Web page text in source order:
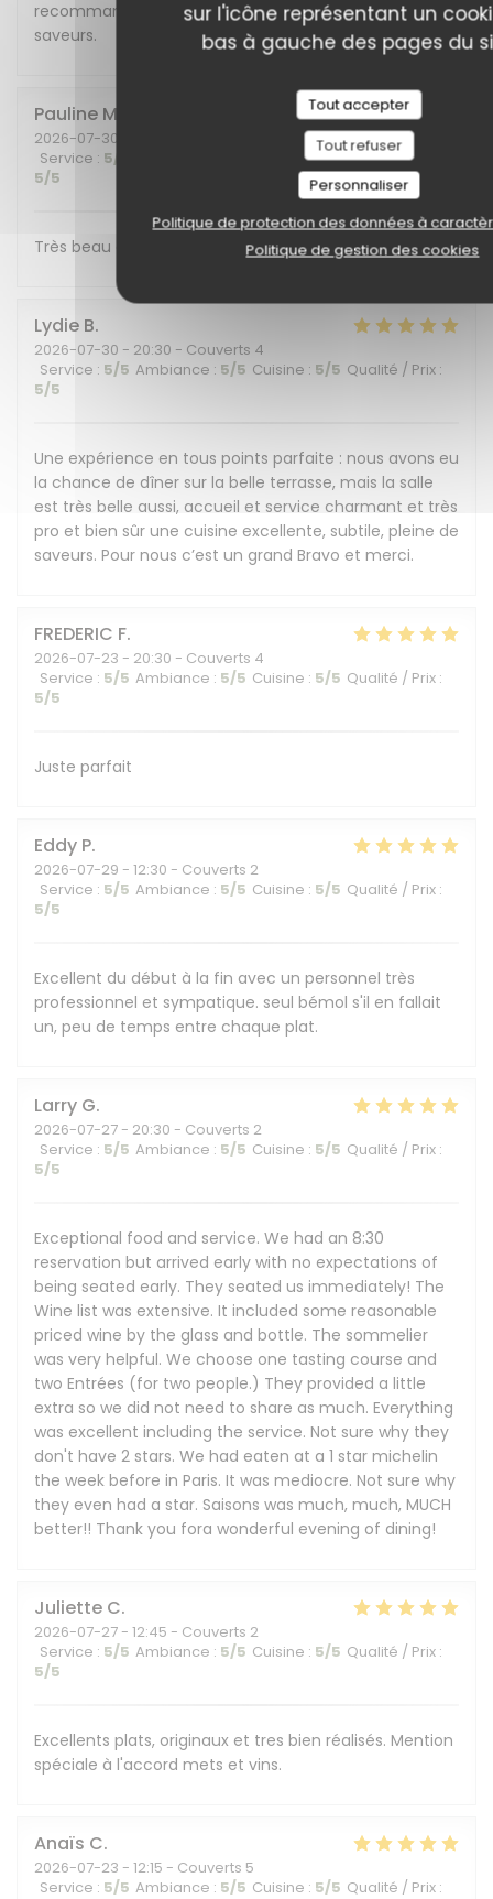
sur l'icône représentant un
bas à gauche des pages du
Tout accepter
Tout refuser
Personnaliser
Politique de protection des données à
Politique de gestion des cookies
recommandons cet endroit plein de charme et de
saveurs.
Pauline M
2026-07-30
Service : 5/5 Cuisine:5/5 Qualité / Prix
5/5
Très beau cadre et belle découverte gustative !
Lydie B
2026-07-30 - 20:30 - Couverts 4
Service : 5/5 Ambiance : 5/5 Cuisine : 5/5 Qualité / Prix :
5/5
Une expérience en tous points parfaite : nous avons eu
la chance de dîner sur la belle terrasse, mais la salle
est très belle aussi, accueil et service charmant et très
pro et bien sûr une cuisine excellente, subtile, pleine de
saveurs. Pour nous c’est un grand Bravo et merci.
FREDERIC F
2026-07-23 - 20:30 - Couverts 4
Service : 5/5 Ambiance : 5/5 Cuisine : 5/5 Qualité / Prix :
5/5
Juste parfait
Eddy P
2026-07-29 - 12:30 - Couverts 2
Service : 5/5 Ambiance : 5/5 Cuisine : 5/5 Qualité / Prix :
5/5
Excellent du début à la fin avec un personnel très
professionnel et sympatique. seul bémol s'il en fallait
un, peu de temps entre chaque plat.
Larry G
2026-07-27 - 20:30 - Couverts 2
Service : 5/5 Ambiance : 5/5 Cuisine : 5/5 Qualité / Prix :
5/5
Exceptional food and service. We had an 8:30
reservation but arrived early with no expectations of
being seated early. They seated us immediately! The
Wine list was extensive. It included some reasonable
priced wine by the glass and bottle. The sommelier
was very helpful. We choose one tasting course and
two Entrées (for two people.) They provided a little
extra so we did not need to share as much. Everything
was excellent including the service. Not sure why they
don't have 2 stars. We had eaten at a 1 star michelin
the week before in Paris. It was mediocre. Not sure why
they even had a star. Saisons was much, much, MUCH
better!! Thank you fora wonderful evening of dining!
Juliette C
2026-07-27 - 12:45 - Couverts 2
Service : 5/5 Ambiance : 5/5 Cuisine : 5/5 Qualité / Prix :
5/5
Excellents plats, originaux et tres bien réalisés. Mention
spéciale à l'accord mets et vins.
Anaïs C
2026-07-23 - 12:15 - Couverts 5
Service : 5/5 Ambiance : 5/5 Cuisine : 5/5 Qualité / Prix :